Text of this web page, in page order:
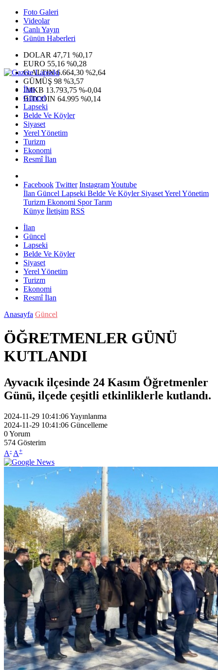
Foto Galeri
Videolar
Canlı Yayın
Günün Haberleri
DOLAR 47,71 %0,17
EURO 55,16 %0,28
G.ALTIN6.664,30 %2,64
GÜMÜŞ 98 %3,57
IMKB 13.793,75 %-0,04
BITCOIN 64.995 %0,14
İlan
Güncel
Lapseki
Belde Ve Köyler
Siyaset
Yerel Yönetim
Turizm
Ekonomi
Resmî İlan
Facebook Twitter InstagramYoutube
İlan Güncel Lapseki Belde Ve KöylerSiyasetYerel Yönetim
Turizm Ekonomi SporTarım
Künye İletişim RSS
İlan
Güncel
Lapseki
Belde Ve Köyler
Siyaset
Yerel Yönetim
Turizm
Ekonomi
Resmî İlan
Anasayfa Güncel
ÖĞRETMENLER GÜNÜ
KUTLANDI
Ayvacık ilçesinde 24 Kasım Öğretmenler
Günü, ilçede çeşitli etkinliklerle kutlandı.
2024-11-29 10:41:06Yayınlanma
2024-11-29 10:41:06 Güncelleme
0Yorum
574 Gösterim
A- A+